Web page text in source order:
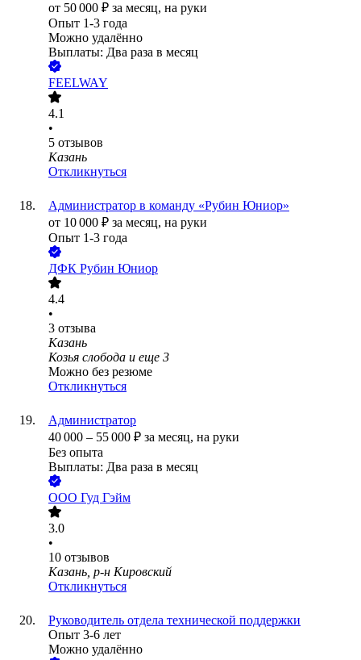
от 50 000 ₽ за месяц, на руки
Опыт 1-3 года
Можно удалённо
Выплаты: Два раза в месяц
FEELWAY
4.1
•
5 отзывов
Казань
Откликнуться
Администратор в команду «Рубин Юниор»
от 10 000 ₽ за месяц, на руки
Опыт 1-3 года
ДФК Рубин Юниор
4.4
•
3 отзыва
Казань
Козья слобода и еще 3
Можно без резюме
Откликнуться
Администратор
40 000 – 55 000 ₽ за месяц, на руки
Без опыта
Выплаты: Два раза в месяц
ООО Гуд Гэйм
3.0
•
10 отзывов
Казань, р-н Кировский
Откликнуться
Руководитель отдела технической поддержки
Опыт 3-6 лет
Можно удалённо